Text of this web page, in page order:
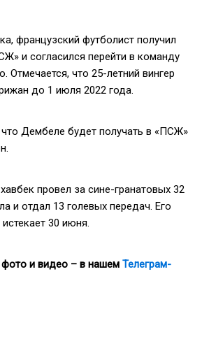
французский футболист получил
и согласился перейти в команду
Отмечается, что 25-летний вингер
до 1 июля 2022 года.
Дембеле будет получать в «ПСЖ»
провел за сине-гранатовых 32
и отдал 13 голевых передач. Его
30 июня.
и видео – в нашем Телеграм-